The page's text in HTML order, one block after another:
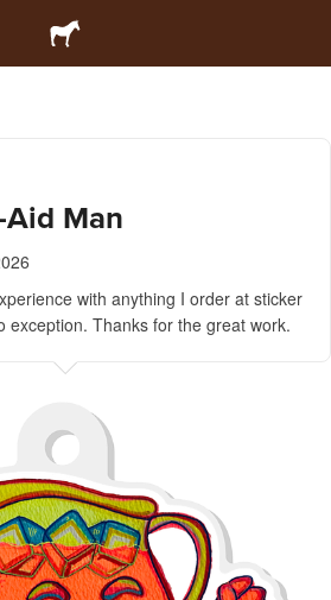
Aid Man
with anything I order at sticker
exception. Thanks for the great work.